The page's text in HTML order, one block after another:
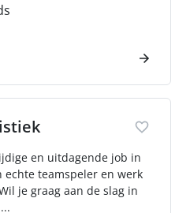
en uitdagende job in
echte teamspeler en werk
je graag aan de slag in